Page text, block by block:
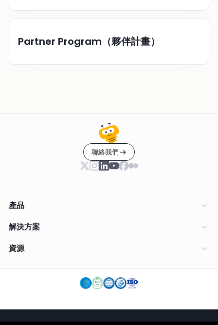
Partner Program（夥伴計畫）
聯絡我們
產品
解決方案
資源